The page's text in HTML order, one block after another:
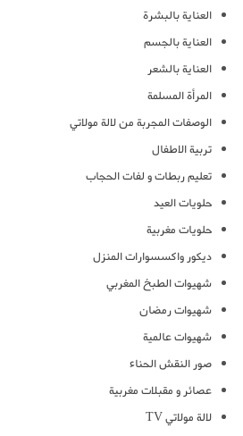
العناية بالبشرة
العناية بالجسم
العناية بالشعر
المرأة المسلمة
الوصفات المجربة من لالة مولاتي
تربية الاطفال
تعليم ربطات و لفات الحجاب
حلويات العيد
حلويات مغربية
ديكور واكسسوارات المنزل
شهيوات الطبخ المغربي
شهيوات رمضان
شهيوات عالمية
صور النقش الحناء
عصائر و مقبلات مغربية
لالة مولاتي TV